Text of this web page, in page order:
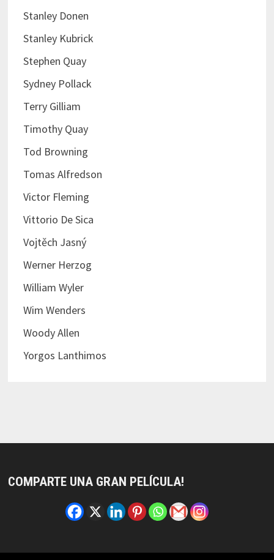
Stanley Donen
Stanley Kubrick
Stephen Quay
Sydney Pollack
Terry Gilliam
Timothy Quay
Tod Browning
Tomas Alfredson
Victor Fleming
Vittorio De Sica
Vojtěch Jasný
Werner Herzog
William Wyler
Wim Wenders
Woody Allen
Yorgos Lanthimos
COMPARTE UNA GRAN PELÍCULA!